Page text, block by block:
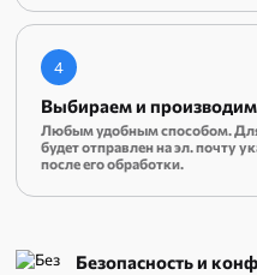
4
Выбираем и производим
Любым удобным способом. Для
будет отправлен на эл. почту
после его обработки.
Безопасность и